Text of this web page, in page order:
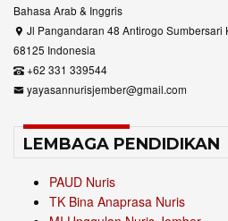
Bahasa Arab & Inggris
Jl Pangandaran 48 Antirogo Sumbersari
68125 Indonesia
+62 331 339544
yayasannurisjember@gmail.com
LEMBAGA PENDIDIKAN
PAUD Nuris
TK Bina Anaprasa Nuris